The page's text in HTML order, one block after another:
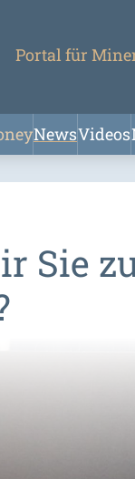
Portal für
NewsVideos
Sie